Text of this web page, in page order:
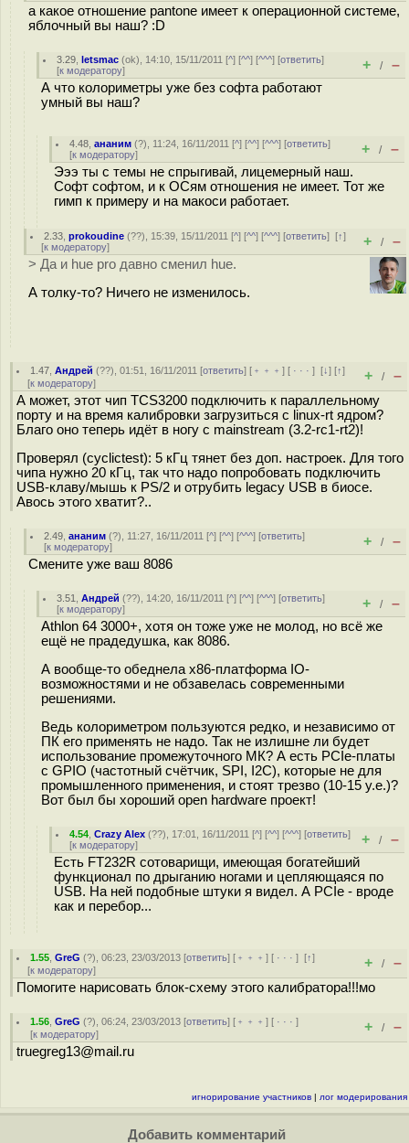
а какое отношение pantone имеет к операционной системе,
яблочный вы наш? :D
3.29 ,letsmac (ok), 14:10, 15/11/2011 [^] [^^] [^^^] [ответить]
[к модератору] + / –
А что колориметры уже без софта работают
умный вы наш?
4.48 ,ананим (?), 11:24, 16/11/2011 [^] [^^] [^^^] [ответить]
[к модератору] + / –
Эээ ты с темы не спрыгивай, лицемерный наш.
Софт софтом, и к ОСям отношения не имеет. Тот же
гимп к примеру и на макоси работает.
2.33 ,prokoudine (??), 15:39, 15/11/2011 [^] [^^] [^^^] [ответить][↑]
[к модератору] + / –
> Да и hue pro давно сменил hue.
А толку-то? Ничего не изменилось.
1.47 ,Андрей (??), 01:51, 16/11/2011 [ответить] [ ﹢﹢﹢] [ · · ·][↓] [↑]
[к модератору] + / –
А может, этот чип TCS3200 подключить к параллельному
порту и на время калибровки загрузиться с linux-rt ядром?
Благо оно теперь идёт в ногу с mainstream (3.2-rc1-rt2)!
Проверял (cyclictest): 5 кГц тянет без доп. настроек. Для того
чипа нужно 20 кГц, так что надо попробовать подключить
USB-клаву/мышь к PS/2 и отрубить legacy USB в биосе.
Авось этого хватит?..
2.49 ,ананим (?), 11:27, 16/11/2011 [^] [^^] [^^^] [ответить]
[к модератору] + / –
Смените уже ваш 8086
3.51 ,Андрей (??), 14:20, 16/11/2011 [^] [^^] [^^^] [ответить]
[к модератору] + / –
Athlon 64 3000+, хотя он тоже уже не молод, но всё же
ещё не прадедушка, как 8086.
А вообще-то обеднела x86-платформа IO-
возможностями и не обзавелась современными
решениями.
Ведь колориметром пользуются редко, и независимо от
ПК его применять не надо. Так не излишне ли будет
использование промежуточного МК? А есть PCIe-платы
с GPIO (частотный счётчик, SPI, I2C), которые не для
промышленного применения, и стоят трезво (10-15 у.е.)?
Вот был бы хороший open hardware проект!
4.54 ,Crazy Alex (??), 17:01, 16/11/2011 [^] [^^] [^^^] [ответить]
[к модератору] + / –
Есть FT232R сотоварищи, имеющая богатейший
функционал по дрыганию ногами и цепляющаяся по
USB. На ней подобные штуки я видел. А PCIe - вроде
как и перебор...
1.55 ,GreG (?), 06:23, 23/03/2013 [ответить] [ ﹢﹢﹢] [ · · ·][↑]
[к модератору] + / –
Помогите нарисовать блок-схему этого калибратора!!!мо
1.56 ,GreG (?), 06:24, 23/03/2013 [ответить] [ ﹢﹢﹢] [ · · ·]
[к модератору] + / –
truegreg13@mail.ru
игнорирование участников | лог модерирования
Добавить комментарий